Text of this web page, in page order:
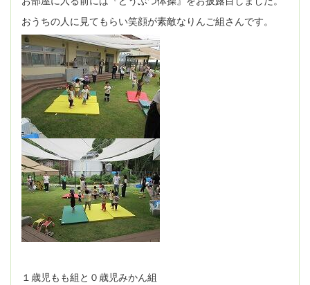
おうちの人に見てもらい笑顔が素敵なりんご組さんです。
１歳児もも組と０歳児みかん組